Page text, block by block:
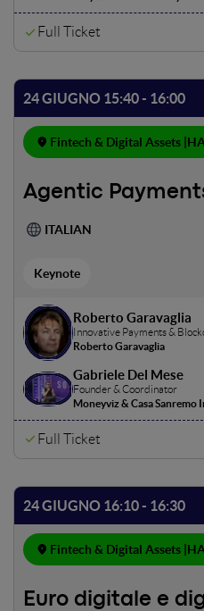
Full Ticket
24 GIUGNO 15:40 - 16:00
Fintech & Digital Assets |
Agentic
ITALIAN
Keynote
Roberto Garavaglia
Innovative Payments &
Roberto Garavaglia
Gabriele Del Mese
Founder & Coordinator
Moneyviz & Casa Sanremo
Full Ticket
24 GIUGNO 16:10 - 16:30
Fintech & Digital Assets |
Euro digitale e